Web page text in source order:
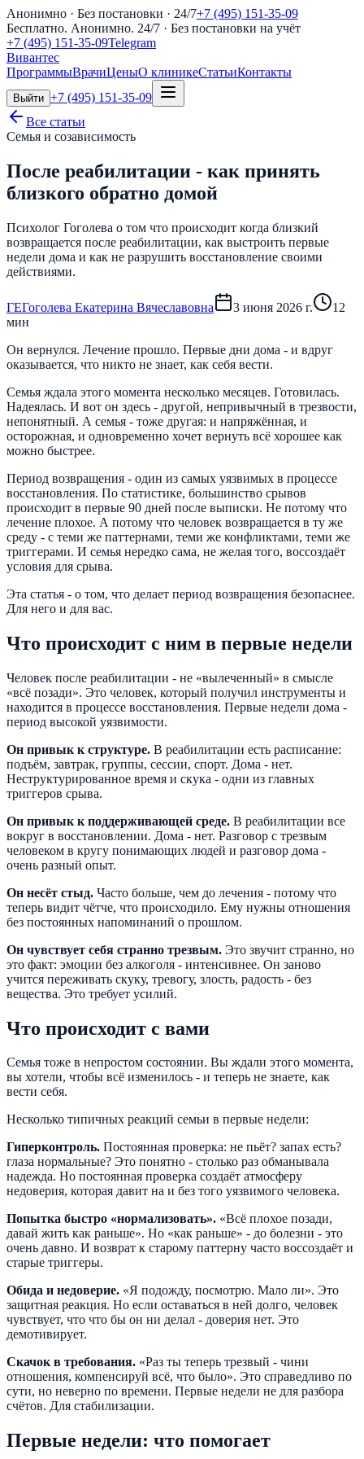
Анонимно · Без постановки · 24/7+7 (495) 151-35-09
Бесплатно. Анонимно. 24/7 · Без постановки на учёт
+7 (495) 151-35-09Telegram
Вивантес
ПрограммыВрачиЦеныО клиникеСтатьиКонтакты
Выйти +7 (495) 151-35-09
Все статьи
Семья и созависимость
После реабилитации - как принять
близкого обратно домой
Психолог Гоголева о том что происходит когда близкий
возвращается после реабилитации, как выстроить первые
недели дома и как не разрушить восстановление своими
действиями.
ГЕГоголева Екатерина Вячеславовна 3 июня 2026 г.
12
мин
Он вернулся. Лечение прошло. Первые дни дома - и вдруг
оказывается, что никто не знает, как себя вести.
Семья ждала этого момента несколько месяцев. Готовилась.
Надеялась. И вот он здесь - другой, непривычный в трезвости,
непонятный. А семья - тоже другая: и напряжённая, и
осторожная, и одновременно хочет вернуть всё хорошее как
можно быстрее.
Период возвращения - один из самых уязвимых в процессе
восстановления. По статистике, большинство срывов
происходит в первые 90 дней после выписки. Не потому что
лечение плохое. А потому что человек возвращается в ту же
среду - с теми же паттернами, теми же конфликтами, теми же
триггерами. И семья нередко сама, не желая того, воссоздаёт
условия для срыва.
Эта статья - о том, что делает период возвращения безопаснее.
Для него и для вас.
Что происходит с ним в первые недели
Человек после реабилитации - не «вылеченный» в смысле
«всё позади». Это человек, который получил инструменты и
находится в процессе восстановления. Первые недели дома -
период высокой уязвимости.
Он привык к структуре. В реабилитации есть расписание:
подъём, завтрак, группы, сессии, спорт. Дома - нет.
Неструктурированное время и скука - одни из главных
триггеров срыва.
Он привык к поддерживающей среде. В реабилитации все
вокруг в восстановлении. Дома - нет. Разговор с трезвым
человеком в кругу понимающих людей и разговор дома -
очень разный опыт.
Он несёт стыд. Часто больше, чем до лечения - потому что
теперь видит чётче, что происходило. Ему нужны отношения
без постоянных напоминаний о прошлом.
Он чувствует себя странно трезвым. Это звучит странно, но
это факт: эмоции без алкоголя - интенсивнее. Он заново
учится переживать скуку, тревогу, злость, радость - без
вещества. Это требует усилий.
Что происходит с вами
Семья тоже в непростом состоянии. Вы ждали этого момента,
вы хотели, чтобы всё изменилось - и теперь не знаете, как
вести себя.
Несколько типичных реакций семьи в первые недели:
Гиперконтроль. Постоянная проверка: не пьёт? запах есть?
глаза нормальные? Это понятно - столько раз обманывала
надежда. Но постоянная проверка создаёт атмосферу
недоверия, которая давит на и без того уязвимого человека.
Попытка быстро «нормализовать». «Всё плохое позади,
давай жить как раньше». Но «как раньше» - до болезни - это
очень давно. И возврат к старому паттерну часто воссоздаёт и
старые триггеры.
Обида и недоверие. «Я подожду, посмотрю. Мало ли». Это
защитная реакция. Но если оставаться в ней долго, человек
чувствует, что что бы он ни делал - доверия нет. Это
демотивирует.
Скачок в требования. «Раз ты теперь трезвый - чини
отношения, компенсируй всё, что было». Это справедливо по
сути, но неверно по времени. Первые недели не для разбора
счётов. Для стабилизации.
Первые недели: что помогает